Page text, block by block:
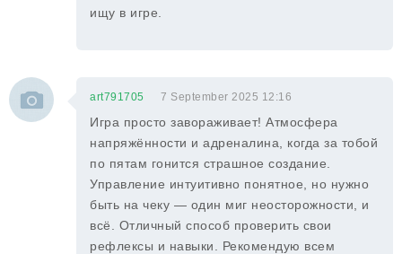
ищу в игре.
art791705 7 September 2025 12:16
Игра просто завораживает! Атмосфера
напряжённости и адреналина, когда за тобой
по пятам гонится страшное создание.
Управление интуитивно понятное, но нужно
быть на чеку — один миг неосторожности, и
всё. Отличный способ проверить свои
рефлексы и навыки. Рекомендую всем